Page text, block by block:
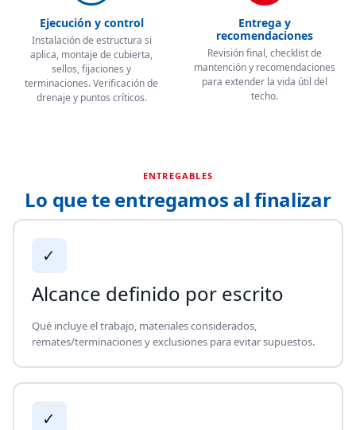
Ejecución y control
Instalación de estructura si
aplica, montaje de cubierta,
sellos, fijaciones y
terminaciones. Verificación de
drenaje y puntos críticos.
Entrega y
recomendaciones
Revisión final, checklist de
mantención y recomendaciones
para extender la vida útil del
techo.
ENTREGABLES
Lo que te entregamos al finalizar
✓
Alcance definido por escrito
Qué incluye el trabajo, materiales considerados,
remates/terminaciones y exclusiones para evitar supuestos.
✓